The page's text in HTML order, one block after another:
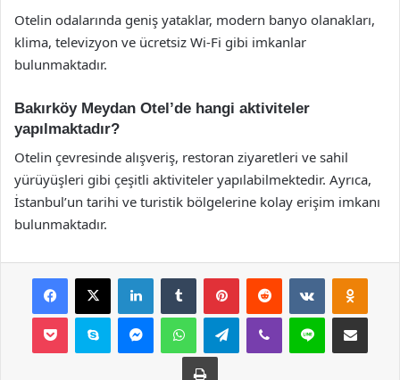
Otelin odalarında geniş yataklar, modern banyo olanakları,
klima, televizyon ve ücretsiz Wi-Fi gibi imkanlar
bulunmaktadır.
Bakırköy Meydan Otel’de hangi aktiviteler
yapılmaktadır?
Otelin çevresinde alışveriş, restoran ziyaretleri ve sahil
yürüyüşleri gibi çeşitli aktiviteler yapılabilmektedir. Ayrıca,
İstanbul’un tarihi ve turistik bölgelerine kolay erişim imkanı
bulunmaktadır.
Facebook
X LinkedInTumblr PinterestReddit VKontakte
Pocket Skype MessengerWhatsAppTelegramViber Line E-Posta ile
Yazdır